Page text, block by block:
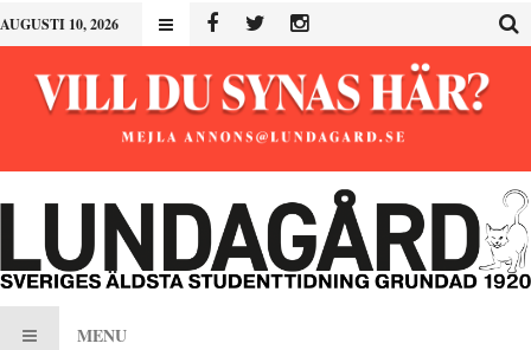
AUGUSTI 10, 2026
MENU